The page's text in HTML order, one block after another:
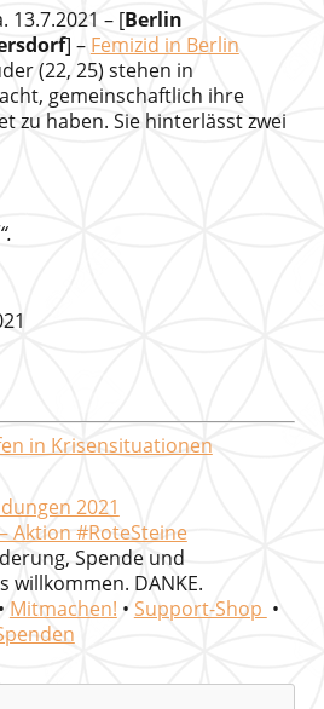
13.7.2021 – [Berlin
] – Femizid in Berlin
(22, 25) stehen in
gemeinschaftlich ihre
zu haben. Sie hinterlässt zwei
in Krisensituationen
2021
Aktion #RoteSteine
Spende und
willkommen. DANKE.
Mitmachen! • Support-Shop •